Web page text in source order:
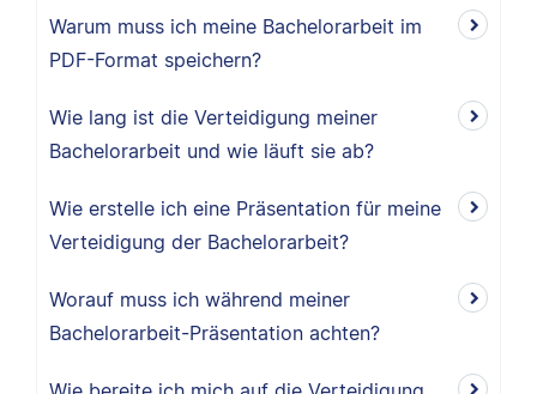
Warum muss ich meine Bachelorarbeit im
PDF-Format speichern?
Wie lang ist die Verteidigung meiner
Bachelorarbeit und wie läuft sie ab?
Wie erstelle ich eine Präsentation für meine
Verteidigung der Bachelorarbeit?
Worauf muss ich während meiner
Bachelorarbeit-Präsentation achten?